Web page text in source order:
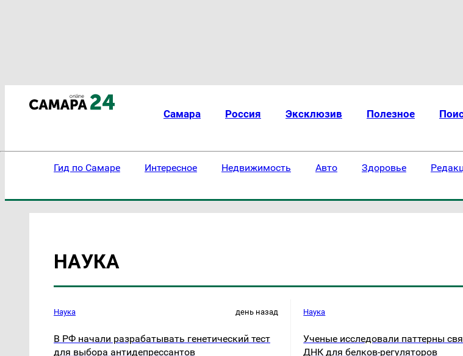
Самара Россия Эксклюзив Полезное
Гид по Самаре Интересное Недвижимость Авто Здоровье
НАУКА
Наука день назад
В РФ начали разрабатывать генетический тест
для выбора антидепрессантов
Наука
Ученые исследовали паттерны
ДНК для белков-регуляторов